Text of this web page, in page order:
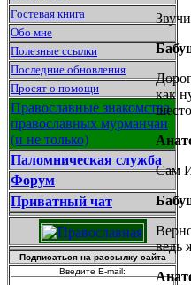
Гостевая книга
Обо мне
Полезные ссылки
Последние обновления
Просят о помощи
Православные знакомства
православных мурманчан
(и не только)
Паломническая служба
Форум
Приватный чат
Подписаться на рассылку сайта
Введите E-mail:
как
Сам
ведь